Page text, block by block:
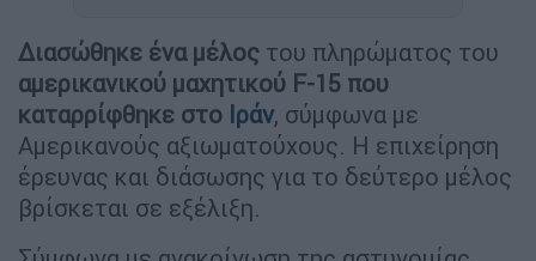
Διασώθηκε ένα μέλος του πληρώματος του
αμερικανικού μαχητικού F-15 που
καταρρίφθηκε στο Ιράν, σύμφωνα με
Αμερικανούς αξιωματούχους. Η επιχείρηση
έρευνας και διάσωσης για το δεύτερο μέλος
βρίσκεται σε εξέλιξη.